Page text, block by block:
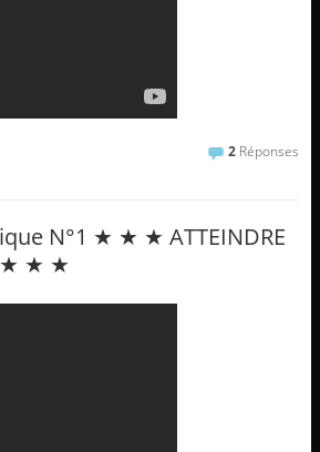
2 Réponses
N°1 ★ ★ ★ ATTEINDRE
★ ★ ★